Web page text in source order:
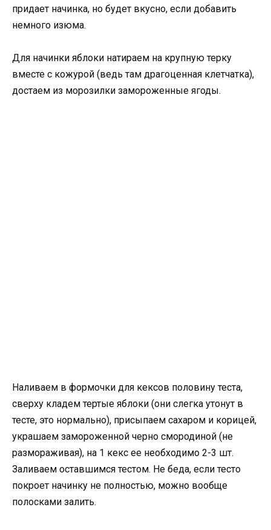
придает начинка, но будет вкусно, если добавить
немного изюма.
Для начинки яблоки натираем на крупную терку
вместе с кожурой (ведь там драгоценная клетчатка),
достаем из морозилки замороженные ягоды.
Наливаем в формочки для кексов половину теста,
сверху кладем тертые яблоки (они слегка утонут в
тесте, это нормально), присыпаем сахаром и корицей,
украшаем замороженной черно смородиной (не
размораживая), на 1 кекс ее необходимо 2-3 шт.
Заливаем оставшимся тестом. Не беда, если тесто
покроет начинку не полностью, можно вообще
полосками залить.